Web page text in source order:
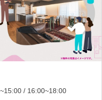
/ 16:00~18:00